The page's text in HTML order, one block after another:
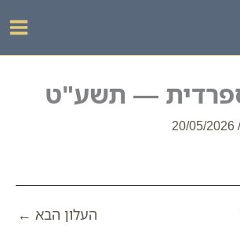
— תשע"ט
/
20/05/2026
העלון הבא ←